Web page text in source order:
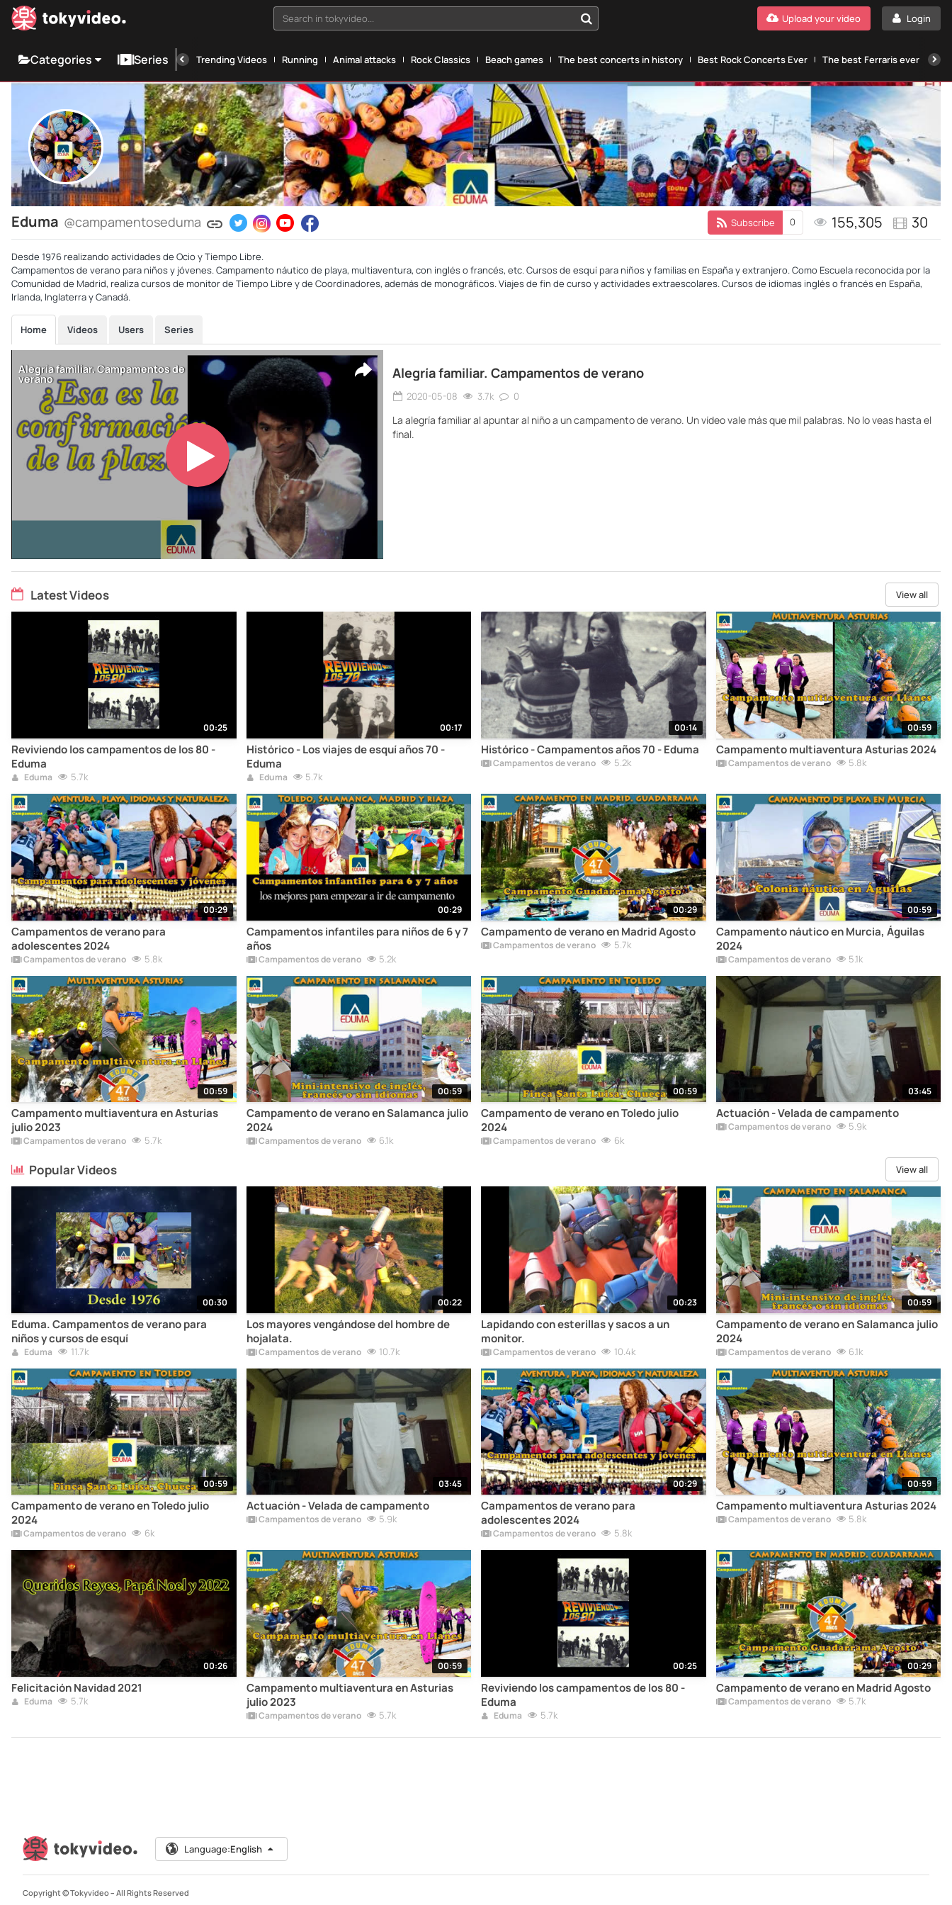
Search in tokyvideo... Login
Upload your video
Categories Series Trending Videos Running Animal attacks Rock Classics Beach games The best concerts in history Best Rock Concerts Ever The best Ferraris ever
Eduma @campamentoseduma Subscribe 0 155,305 30
Desde 1976 realizando actividades de Ocio y Tiempo Libre.
Campamentos de verano para niños y jóvenes. Campamento náutico de playa, multiaventura, con inglés o francés, etc. Cursos de esquí para niños y familias en España y extranjero. Como Escuela reconocida por la
Comunidad de Madrid, realiza cursos de monitor de Tiempo Libre y de Coordinadores, además de monográficos. Viajes de fin de curso y actividades extraescolares. Cursos de idiomas inglés o francés en España,
Irlanda, Inglaterra y Canadá.
Home Videos Users Series
Alegría familiar. Campamentos de verano
2020-05-08 3.7k 0
La alegría familiar al apuntar al niño a un campamento de verano. Un vídeo vale más que mil palabras. No lo veas hasta el
final.
Latest Videos View all
00:25
Reviviendo los campamentos de los 80 -
Eduma
Eduma 5.7k
00:17
Histórico - Los viajes de esquí años 70 -
Eduma
Eduma 5.7k
00:14
Histórico - Campamentos años 70 - Eduma
Campamentos de verano 5.2k
00:59
Campamento multiaventura Asturias 2024
Campamentos de verano 5.8k
00:29
Campamentos de verano para
adolescentes 2024
Campamentos de verano 5.8k
00:29
Campamentos infantiles para niños de 6 y 7
años
Campamentos de verano 5.2k
00:29
Campamento de verano en Madrid Agosto
Campamentos de verano 5.7k
00:59
Campamento náutico en Murcia, Águilas
2024
Campamentos de verano 5.1k
00:59
Campamento multiaventura en Asturias
julio 2023
Campamentos de verano 5.7k
00:59
Campamento de verano en Salamanca julio
2024
Campamentos de verano 6.1k
00:59
Campamento de verano en Toledo julio
2024
Campamentos de verano 6k
03:45
Actuación - Velada de campamento
Campamentos de verano 5.9k
Popular Videos View all
00:30
Eduma. Campamentos de verano para
niños y cursos de esquí
Eduma 11.7k
00:22
Los mayores vengándose del hombre de
hojalata.
Campamentos de verano 10.7k
00:23
Lapidando con esterillas y sacos a un
monitor.
Campamentos de verano 10.4k
00:59
Campamento de verano en Salamanca julio
2024
Campamentos de verano 6.1k
00:59
Campamento de verano en Toledo julio
2024
Campamentos de verano 6k
03:45
Actuación - Velada de campamento
Campamentos de verano 5.9k
00:29
Campamentos de verano para
adolescentes 2024
Campamentos de verano 5.8k
00:59
Campamento multiaventura Asturias 2024
Campamentos de verano 5.8k
00:26
Felicitación Navidad 2021
Eduma 5.7k
00:59
Campamento multiaventura en Asturias
julio 2023
Campamentos de verano 5.7k
00:25
Reviviendo los campamentos de los 80 -
Eduma
Eduma 5.7k
00:29
Campamento de verano en Madrid Agosto
Campamentos de verano 5.7k
Language:English
Copyright © Tokyvideo – All Rights Reserved